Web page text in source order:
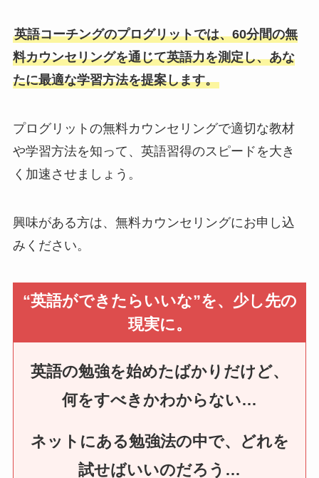
英語コーチングのプログリットでは、60分間の無
料カウンセリングを通じて英語力を測定し、あな
たに最適な学習方法を提案します。
プログリットの無料カウンセリングで適切な教材
や学習方法を知って、英語習得のスピードを大き
く加速させましょう。
興味がある方は、無料カウンセリングにお申し込
みください。
“英語ができたらいいな”を、少し先の
現実に。
英語の勉強を始めたばかりだけど、
何をすべきかわからない…
ネットにある勉強法の中で、どれを
試せばいいのだろう…